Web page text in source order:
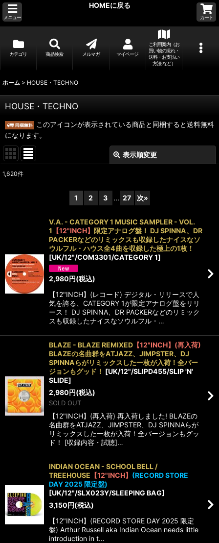
メニュー
HOMEに戻る
カート
カテゴリ 商品検索 メルマガ マイページ
ご利用案内（お
買い物の流れ・
送料・お支払い
方法 など）
ホーム > HOUSE・TECHNO
HOUSE・TECHNO
このアイコンが表示されている商品と同梱すると送料無料
になります。
表示順変更
絞り込む
1,620件
1 2 3 ... 27 次»
V.A. - CATEGORY 1 MUSIC SAMPLER - VOL.
1 【12"INCH】 限定アナログ盤！ DJ SPINNA、DR
PACKERなどのリミックスも収録したナイスなソ
ウルフル・ハウス全4曲を収録した極上の1枚！
[UK/12"/COM3301/CATEGORY 1]
2,980円(税込)
【12"INCH】(レコード) デジタル・リリースで人
気を誇る、CATEGORY 1が限定アナログ盤をリリ
ース！ DJ SPINNA、DR PACKERなどのリミック
スも収録したナイスなソウルフル・…
BLAZE - BLAZE REMIXED 【12"INCH】(再入荷)
BLAZEの名曲群をATJAZZ、JIMPSTER、DJ
SPINNAらがリミックスした一枚が入荷！全バー
ジョンもグッド！ [UK/12"/SLIPD455/SLIP 'N'
SLIDE]
2,980円(税込)
SOLD OUT
【12"INCH】(再入荷) 再入荷しました! BLAZEの
名曲群をATJAZZ、JIMPSTER、DJ SPINNAらが
リミックスした一枚が入荷！全バージョンもグッ
ド！ [収録内容・試聴]…
INDIAN OCEAN - SCHOOL BELL /
TREEHOUSE 【12"INCH】 (RECORD STORE
DAY 2025 限定盤)
[UK/12"/SLX023Y/SLEEPING BAG]
3,150円(税込)
【12"INCH】(RECORD STORE DAY 2025 限定
盤) Arthur Russell aka Indian Ocean needs little
introduction in t…